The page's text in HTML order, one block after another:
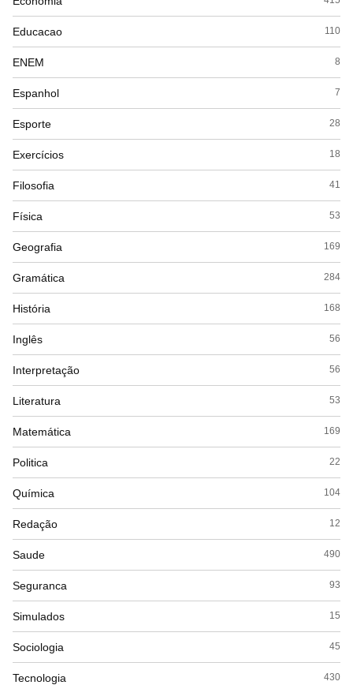
Educacao 110
ENEM 8
Espanhol 7
Esporte 28
Exercícios 18
Filosofia 41
Física 53
Geografia 169
Gramática 284
História 168
Inglês 56
Interpretação 56
Literatura 53
Matemática 169
Politica 22
Química 104
Redação 12
Saude 490
Seguranca 93
Simulados 15
Sociologia 45
Tecnologia 430